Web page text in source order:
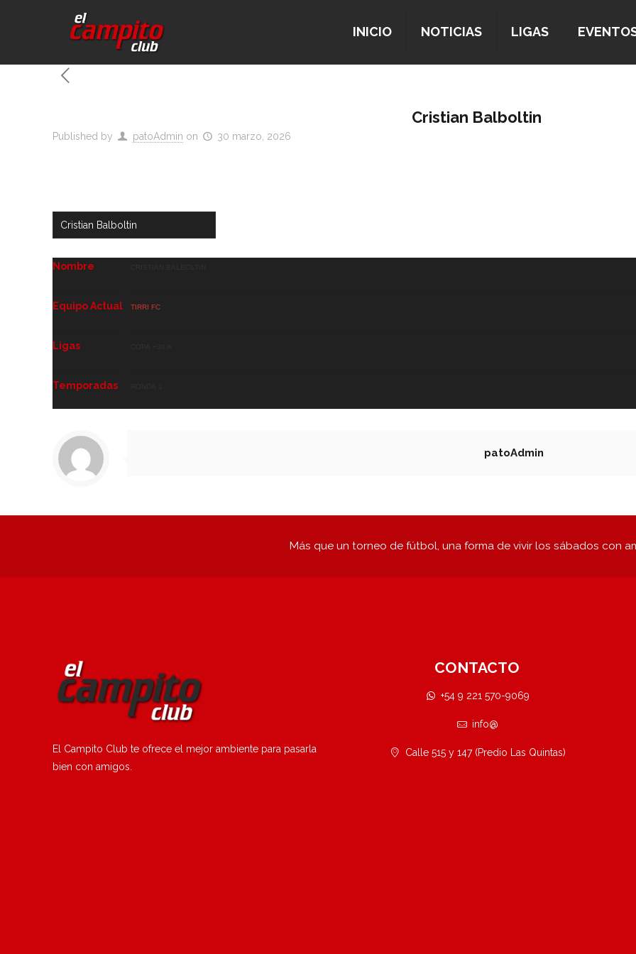
INICIO NOTICIAS LIGAS
Cristian Balboltin
Published by patoAdmin on 30 marzo, 2026
Nombre
Equipo Actual Tirri FC
Ligas
Temporadas
patoAdmin
Más que un torneo de fútbol, una forma de vivir los sábados con
El Campito Club te ofrece el mejor ambiente para pasarla
bien con amigos.
CONTACTO
+54 9 221 570-9069
info@
Calle 515 y 147 (Predio Las Quintas)